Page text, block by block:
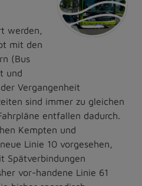
werden,
mit den
(Bus
und
Vergangenheit
sind immer zu gleichen
entfallen dadurch.
Kempten und
Linie 10 vorgesehen,
Spätverbindungen
vor-handene Linie 61